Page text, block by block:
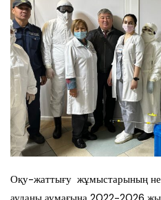
Оқу-жаттығу жұмыстарының